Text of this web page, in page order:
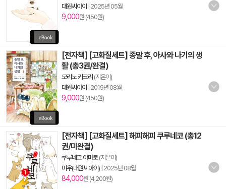
대원씨아이
2025년 05월
9,000원 (450원)
[전자책] [고화질세트] 종말 후, 아사와 나기의 생
활 (총3권/완결)
모리노 키코리 (지은이)
대원씨아이
2019년 08월
9,000원 (450원)
[전자책] [고화질세트] 해피해피 쿠루네코 (총12
권/미완결)
쿠루네코 야마토(지은이)
미우(대원씨아이) 2025년 08월
84,000원 (4,200원)